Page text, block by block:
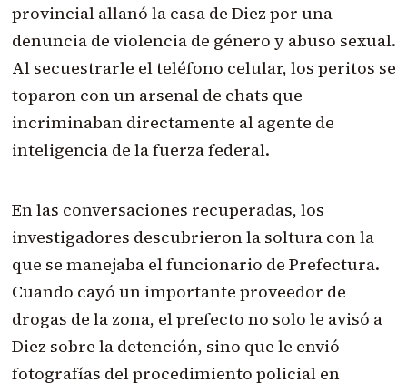
provincial allanó la casa de Diez por una
denuncia de violencia de género y abuso sexual.
Al secuestrarle el teléfono celular, los peritos se
toparon con un arsenal de chats que
incriminaban directamente al agente de
inteligencia de la fuerza federal.
En las conversaciones recuperadas, los
investigadores descubrieron la soltura con la
que se manejaba el funcionario de Prefectura.
Cuando cayó un importante proveedor de
drogas de la zona, el prefecto no solo le avisó a
Diez sobre la detención, sino que le envió
fotografías del procedimiento policial en